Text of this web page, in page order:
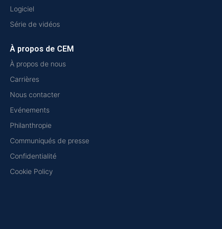
Logiciel
Série de vidéos
À propos de CEM
À propos de nous
Carrières
Nous contacter
Evénements
Philanthropie
Communiqués de presse
Confidentialité
Cookie Policy